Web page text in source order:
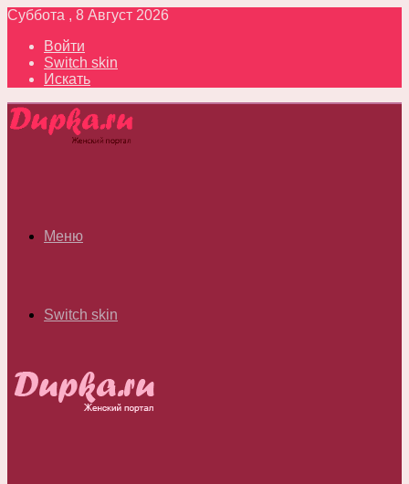
Суббота , 8 Август 2026
Войти
Switch skin
Искать
Меню
Switch skin